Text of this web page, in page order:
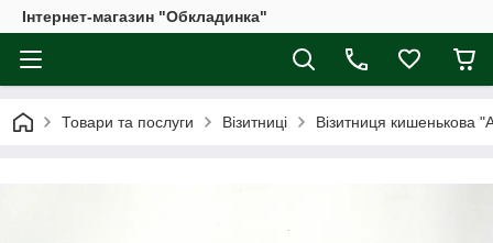
Інтернет-магазин "Обкладинка"
Товари та послуги Візитниці Візитниця кишенькова